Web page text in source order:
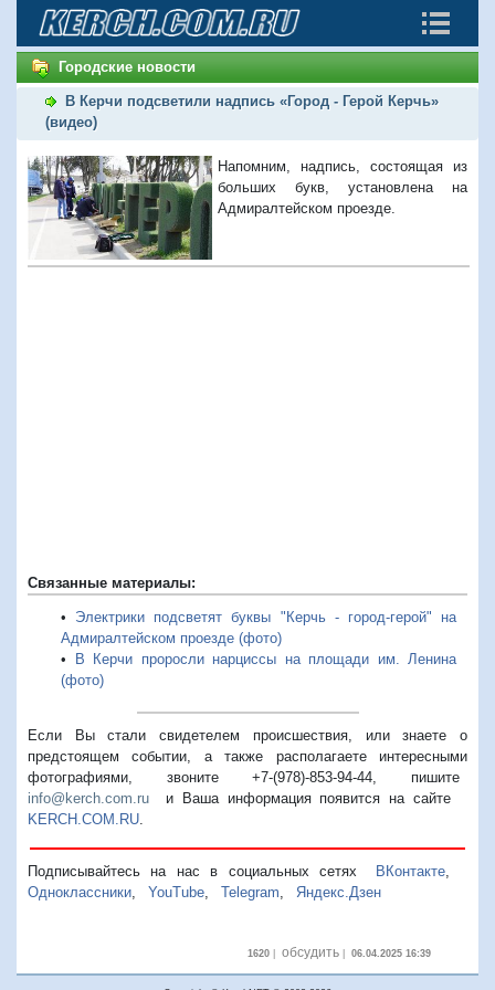
Городские новости
В Керчи подсветили надпись «Город - Герой Керчь»
(видео)
Напомним, надпись, состоящая из
больших букв, установлена на
Адмиралтейском проезде.
Связанные материалы:
• Электрики подсветят буквы "Керчь - город-герой" на
Адмиралтейском проезде (фото)
• В Керчи проросли нарциссы на площади им. Ленина
(фото)
Если Вы стали свидетелем происшествия, или знаете о
предстоящем событии, а также располагаете интересными
фотографиями, звоните +7-(978)-853-94-44, пишите
info@kerch.com.ru и Ваша информация появится на сайте
KERCH.COM.RU
Подписывайтесь на нас в социальных сетях ВКонтакте,
Одноклассники
YouTube Telegram Яндекс.Дзен
1620| обсудить| 06.04.2025 16:39